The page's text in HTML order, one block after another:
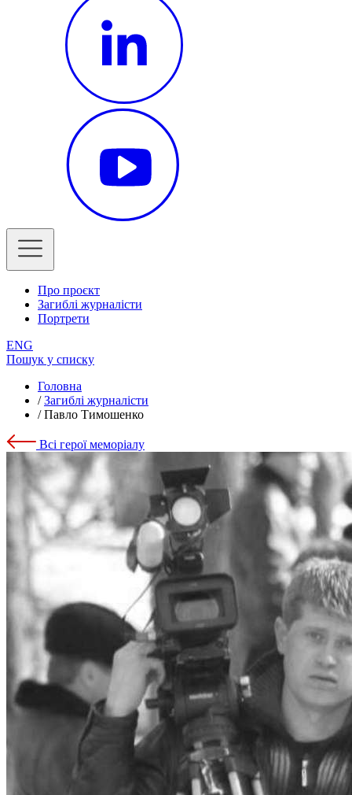
Про проєкт
Загиблі журналісти
Портрети
ENG
Пошук у списку
Головна
/Загиблі журналісти
/Павло Тимошенко
Всі герої меморіалу